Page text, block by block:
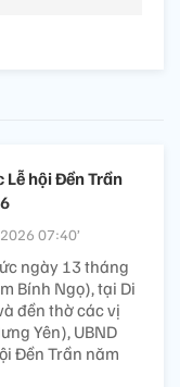
Lễ hội Đền Trần
07:40’
ngày 13 tháng
Bính Ngọ), tại Di
đền thờ các vị
Yên), UBND
Đền Trần năm